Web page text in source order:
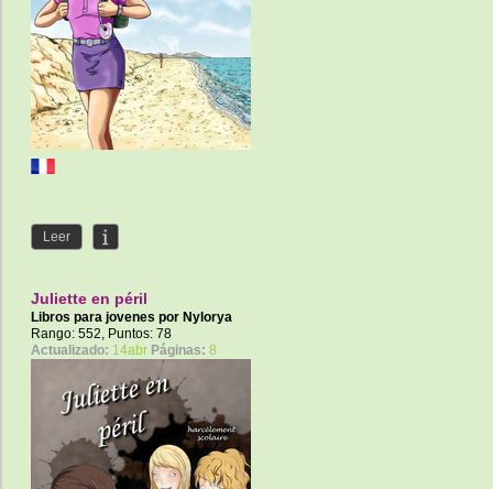
Leer
Juliette en péril
Libros para jovenes por Nylorya
Rango: 552, Puntos: 78
Actualizado: 14abr Páginas: 8